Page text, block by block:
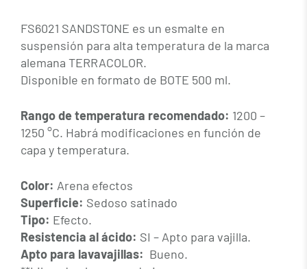
FS6021 SANDSTONE es un esmalte en
suspensión para alta temperatura de la marca
alemana TERRACOLOR.
Disponible en formato de BOTE 500 ml.
Rango de temperatura recomendado: 1200 –
1250 °C. Habrá modificaciones en función de
capa y temperatura.
Color: Arena efectos
Superficie: Sedoso satinado
Tipo: Efecto.
Resistencia al ácido: SI –Apto para vajilla.
Apto para lavavajillas: Bueno.